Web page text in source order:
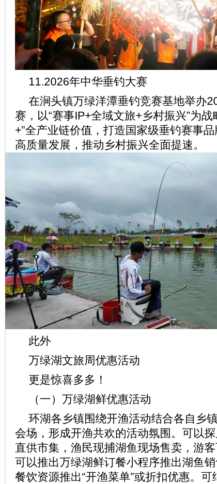
11.2026年中华垂钓大赛
在涧头镇万绿洋潭垂钓竞赛基地举办
赛，以“赛事IP+全域文旅+乡村振兴”为
+”全产业链价值，打造国家级垂钓赛事
高质量发展，推动乡村振兴全面提速。
此外
万绿湖文旅周优惠活动
更是惊喜多多！
（一）万绿湖鲜优惠活动
环湖各乡镇围绕开渔活动结合各自乡
会场，形成开渔共欢的活动氛围。可以
直供市集，渔民现捕湖鱼现场售卖，游
可以推出万绿湖鲜订餐小程序推出湖鱼
餐饮资源推出“开渔菜单”或折扣优惠。